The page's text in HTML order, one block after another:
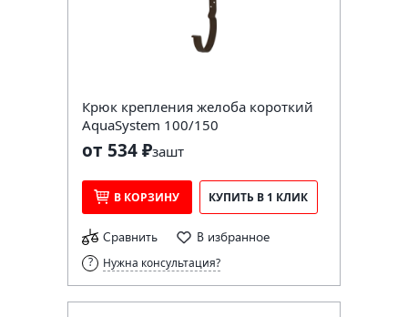
Крюк крепления желоба короткий
AquaSystem 100/150
от 534 ₽зашт
В КОРЗИНУ КУПИТЬ В 1 КЛИК
Сравнить В избранное
Нужна консультация?